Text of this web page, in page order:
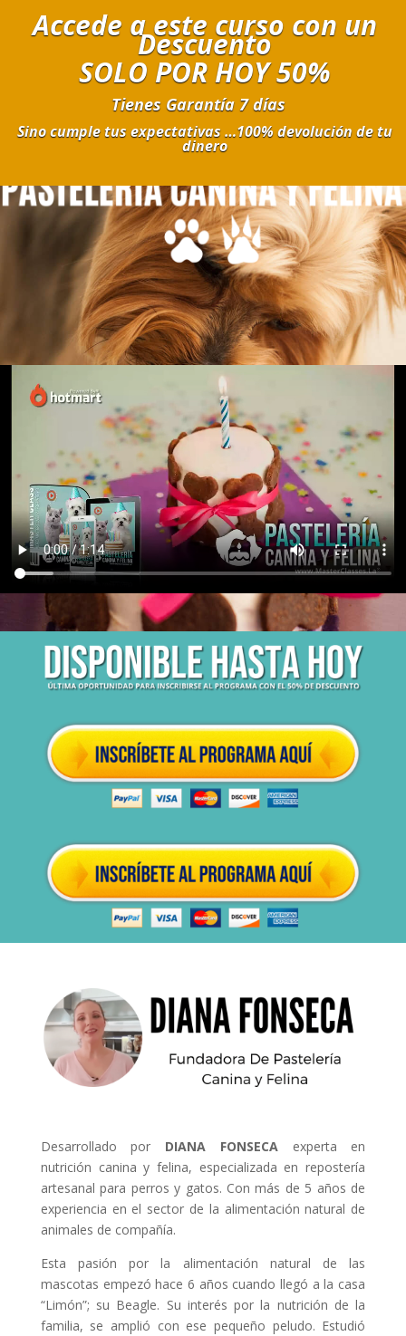
Accede a este curso con un
Descuento
SOLO POR HOY 50%
Tienes Garantía 7 días
Sino cumple tus expectativas …100% devolución de tu
dinero
Desarrollado por DIANA FONSECAexperta en
nutrición canina y felina, especializada en repostería
artesanal para perros y gatos. Con más de 5 años de
experiencia en el sector de la alimentación natural de
animales de compañía.
Esta pasión por la alimentación natural de las
mascotas empezó hace 6 años cuando llegó a la casa
“Limón”; su Beagle. Su interés por la nutrición de la
familia, se amplió con ese pequeño peludo. Estudió